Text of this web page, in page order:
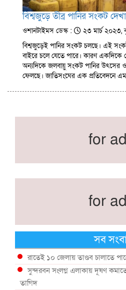
বিশ্বজুড়ে তীব্র পানির সংকট
ওশানটাইমস ডেস্ক :
২৩ মার্চ ২০২৩,
বিশ্বজুড়েই পানির সংকট চলছে। এই
বাইরে চলে যেতে পারে। কারণ একদিকে
অন্যদিকে জলবায়ু সংকট পানির উৎসের
ফেলছে। জাতিসংঘের এক প্রতিবেদনে
for
for
সব
রাতেই ১০ জেলায় তাণ্ডব চালাতে
সুন্দরবন সংলগ্ন এলাকায় দূষণ কমাতে
তাগিদ